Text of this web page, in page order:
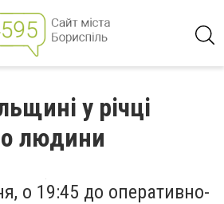
у річці
людини
, о 19:45 до оперативно-